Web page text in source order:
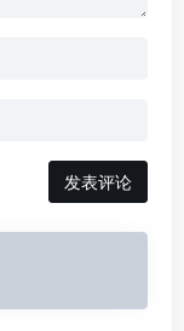
发表评论